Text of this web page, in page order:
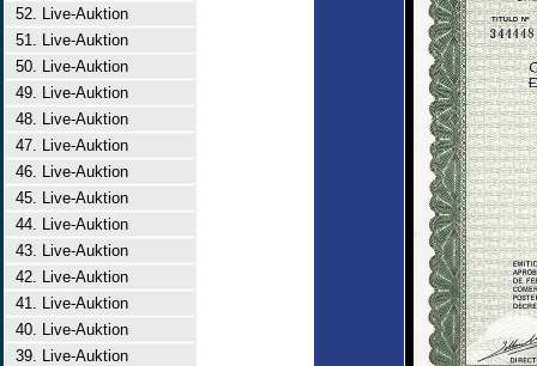
52. Live-Auktion
51. Live-Auktion
50. Live-Auktion
49. Live-Auktion
48. Live-Auktion
47. Live-Auktion
46. Live-Auktion
45. Live-Auktion
44. Live-Auktion
43. Live-Auktion
42. Live-Auktion
41. Live-Auktion
40. Live-Auktion
39. Live-Auktion